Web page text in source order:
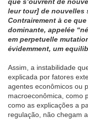
leur tour] de nouvelles
Contrairement à ce
dominante, appelée
em perpetuelle
évidemment, um
Assim, a instabilidade
explicada por fatores
agentes econômicos ou
macroeconômica, como
como as explicações a
regulação, não chegam